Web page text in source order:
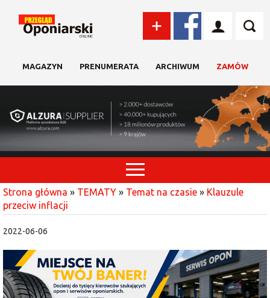
MAGAZYN PRENUMERATA ARCHIWUM ZAMÓW
Strona główna » TEMATY » Temat na czasie » Klauzule
przeciw inflacji
2022-06-06